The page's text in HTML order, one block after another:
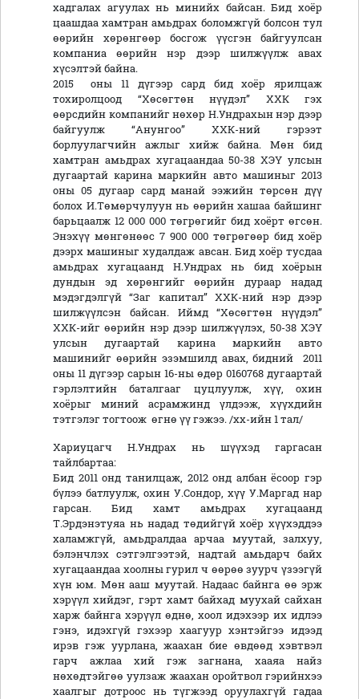
хадгалах агуулах нь минийх байсан. Бид хоёр
цаашдаа хамтран амьдрах боломжгүй болсон тул
өөрийн хөрөнгөөр босгож үүсгэн байгуулсан
компаниа өөрийн нэр дээр шилжүүлж авах
хүсэлтэй байна.
2015 оны 11 дүгээр сард бид хоёр ярилцаж
тохиролцоод “Хөсөгтөн нүүдэл” ХХК гэх
өөрсдийн компанийг нөхөр Н.Ундрахын нэр дээр
байгуулж “Анунгоо” ХХК-ний гэрээт
борлуулагчийн ажлыг хийж байна. Мөн бид
хамтран амьдрах хугацаандаа 50-38 ХЭҮ улсын
дугаартай карина маркийн авто машиныг 2013
оны 05 дугаар сард манай ээжийн төрсөн дүү
болох И.Төмөрчулуун нь өөрийн хашаа байшинг
барьцаалж 12 000 000 төгрөгийг бид хоёрт өгсөн.
Энэхүү мөнгөнөөс 7 900 000 төгрөгөөр бид хоёр
дээрх машиныг худалдаж авсан. Бид хоёр тусдаа
амьдрах хугацаанд Н.Ундрах нь бид хоёрын
дундын эд хөрөнгийг өөрийн дураар надад
мэдэгдэлгүй “Заг капитал” ХХК-ний нэр дээр
шилжүүлсэн байсан. Иймд “Хөсөгтөн нүүдэл”
ХХК-ийг өөрийн нэр дээр шилжүүлэх, 50-38 ХЭҮ
улсын дугаартай карина маркийн авто
машинийг өөрийн эзэмшилд авах, бидний 2011
оны 11 дүгээр сарын 16-ны өдөр 0160768 дугаартай
гэрлэлтийн баталгааг цуцлуулж, хүү, охин
хоёрыг миний асрамжинд үлдээж, хүүхдийн
тэтгэлэг тогтоож өгнө үү гэжээ. /хх-ийн 1 тал/
Хариуцагч Н.Ундрах нь шүүхэд гаргасан
тайлбартаа:
Бид 2011 онд танилцаж, 2012 онд албан ёсоор гэр
бүлээ батлуулж, охин У.Сондор, хүү У.Маргад нар
гарсан. Бид хамт амьдрах хугацаанд
Т.Эрдэнэтуяа нь надад төдийгүй хоёр хүүхэддээ
халамжгүй, амьдралдаа арчаа муутай, залхуу,
бэлэнчлэх сэтгэлгээтэй, надтай амьдарч байх
хугацаандаа хоолны гурил ч өөрөө зуурч үзээгүй
хүн юм. Мөн ааш муутай. Надаас байнга өө эрж
хэрүүл хийдэг, гэрт хамт байхад муухай сайхан
харж байнга хэрүүл өднө, хоол идэхээр их идлээ
гэнэ, идэхгүй гэхээр хаагуур хэнтэйгээ идээд
ирэв гэж уурлана, жаахан бие өвдөөд хэвтвэл
гарч ажлаа хий гэж загнана, хааяа найз
нөхөдтэйгөө уулзаж жаахан оройтвол гэрийнхээ
хаалгыг дотроос нь түгжээд оруулахгүй гадаа